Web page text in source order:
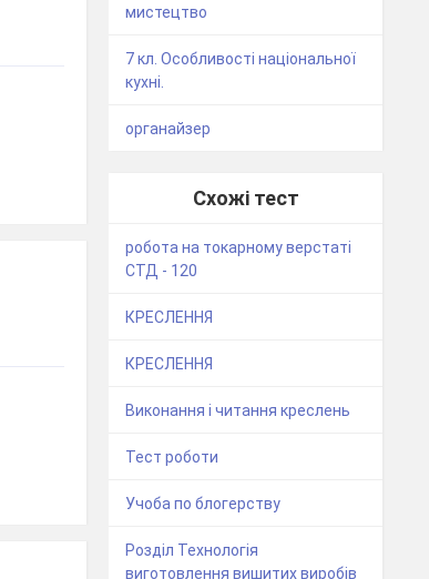
мистецтво
7 кл. Особливості національної
кухні.
органайзер
Схожі тест
робота на токарному верстаті
СТД - 120
КРЕСЛЕННЯ
КРЕСЛЕННЯ
Виконання і читання креслень
Тест роботи
Учоба по блогерству
Розділ Технологія
виготовлення вишитих виробів